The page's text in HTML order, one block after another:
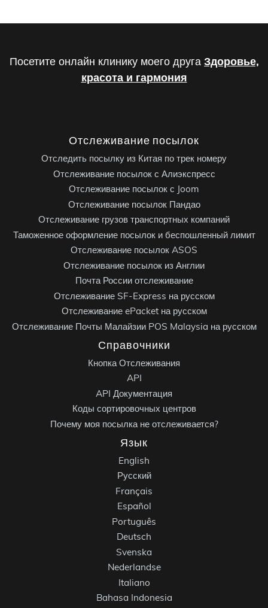
Посетите онлайн клинику моего друга Здоровье,
красота и гармония
Отслеживание посылок
Отследить посылку из Китая по трек номеру
Отслеживание посылок с Алиэкспресс
Отслеживание посылок с Joom
Отслеживание посылок Пандао
Отслеживание грузов транспортных компаний
Таможенное оформление посылок и беспошленный лимит
Отслеживание посылок ASOS
Отслеживание посылок из Англии
Почта России отслеживание
Отслеживание SF-Express на русском
Отслеживание ePacket на русском
Отслеживание Почты Малайзии POS Malaysia на русском
Справочники
Кнопка Отслеживания
API
API Документация
Коды сортировочных центров
Почему моя посылка не отслеживается?
Язык
English
Русский
Français
Español
Português
Deutsch
Svenska
Nederlandse
Italiano
Bahasa Indonesia